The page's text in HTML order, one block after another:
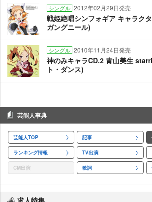
シングル 2012年02月29日発売
戦姫絶唱シンフォギア キャラク
ガングニール)
シングル 2010年11月24日発売
神のみキャラCD.2 青山美生
ト・ダンス)
芸能人事典
芸能人TOP 記事
ランキング情報 TV出演
CM出演 歌詞
求人特集